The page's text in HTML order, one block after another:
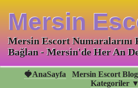
Mersin
Mersin Escort Numaralarını
Bağlan - Mersin'de Her An
🍓AnaSayfa Mersin Escort Blog
Kategoriler ▼